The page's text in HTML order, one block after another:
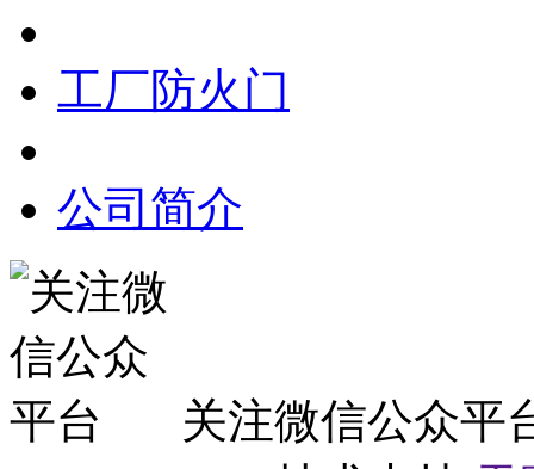
工厂防火门
公司简介
关注微信公众平